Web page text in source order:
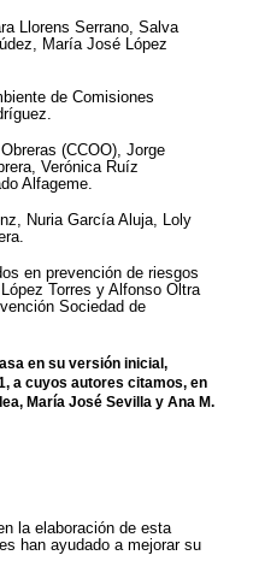
Llorens Serrano, Salva
María José López
de Comisiones
(CCOO), Jorge
Verónica Ruíz
Alfageme.
Nuria García Aluja, Loly
en prevención de riesgos
Torres y Alfonso Oltra
Sociedad de
en su versión inicial,
a cuyos autores citamos, en
María José Sevilla y Ana M.
la elaboración de esta
han ayudado a mejorar su